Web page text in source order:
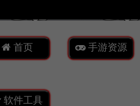
首页 手游资源
软件工具